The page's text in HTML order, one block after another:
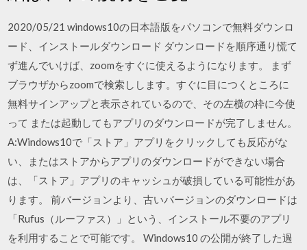
2020/05/21 windows10の日本語版をパソコンで無料ダウンロ
ード、インストールダウンロード ダウンロードを順序通り慌て
ず進んでいけば、zoomをすぐに使えるようになります。 まず
ブラウザからzoomで検索しします。すぐに目につくところに
無料サインアップと表示されているので、その左横の枠に今使
って または起動してもアプリのダウンロードが完了しません。
A:Windows10で「ストア」アプリをクリックしても反応がな
い、またはストアからアプリのダウンロードができない場合
は、「ストア」アプリのキャッシュが破損している可能性があ
ります。 前バージョンより、古いバージョンのダウンロードは
「Rufus（ルーファス）」という、インストール不要のアプリ
を利用することで可能です。 Windows10 の公開が終了した過